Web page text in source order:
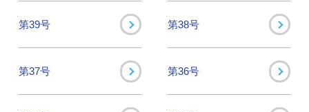
第39号 第38号
第37号 第36号